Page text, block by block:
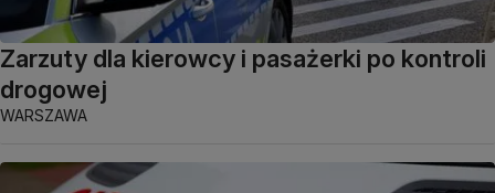
Zarzuty dla kierowcy i pasażerki po kontroli
drogowej
WARSZAWA